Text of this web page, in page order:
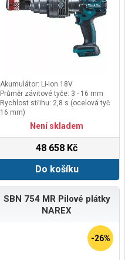
Akumulátor: Li-ion 18V
Průměr závitové tyče: 3 - 16 mm
Rychlost střihu: 2,8 s (ocelová tyč
16 mm)
Hmotnost: 6,3 / 6,9 kg
Není skladem
48 658 Kč
Do košíku
SBN 754 MR Pilové plátky
NAREX
-26%